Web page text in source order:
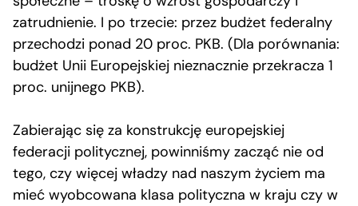
zatrudnienie. I po trzecie: przez budżet federalny
przechodzi ponad 20 proc. PKB. (Dla porównania:
budżet Unii Europejskiej nieznacznie przekracza 1
proc. unijnego PKB).
Zabierając się za konstrukcję europejskiej
federacji politycznej, powinniśmy zacząć nie od
tego, czy więcej władzy nad naszym życiem ma
mieć wyobcowana klasa polityczna w kraju czy w